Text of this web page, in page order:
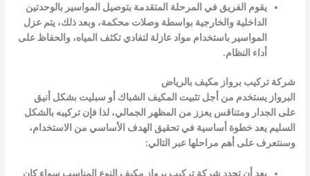
يقوم الفريق في المرحلة المتقدمة بتوصيل المواسير بالوحدتين
الداخلية والخارجية بواسطة وصلات محكمة، وبعد ذلك، يتم عزل
المواسير باستخدام مواد عازلة لتفادي تكثف المياه، والحفاظ على
أداء النظام.
شركة تركيب برواز مكيف بالرياض
البرواز يستخدم من أجل تثبيت المكيف الشباك أو سبليت بشكل أنيق
على الجدار ومتناقس يعزز من المظهر الجمالي، لذا فإن تركيبه بالشكل
السليم يعد خطوة أساسية في تحقيق الهدف الأساسي من الاستخدام،
وسنتعرف على أهم مراحلها عبر التالي:
بعد أن تحدد شركة تركيب برواز مكيف النوع المناسب سواء كان